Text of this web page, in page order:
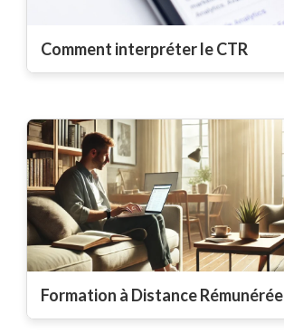
Comment interpréter le CTR
Formation à Distance Rémunérée